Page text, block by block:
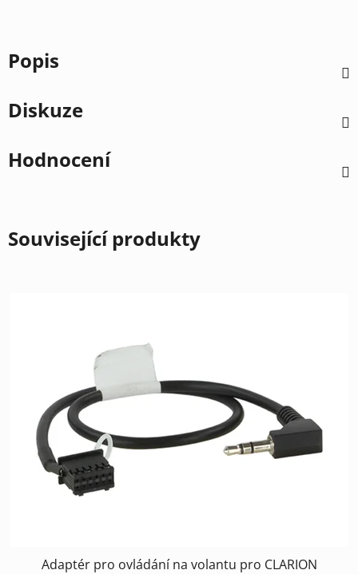
Popis
Diskuze
Hodnocení
Související produkty
Adaptér pro ovládání na volantu pro CLARION